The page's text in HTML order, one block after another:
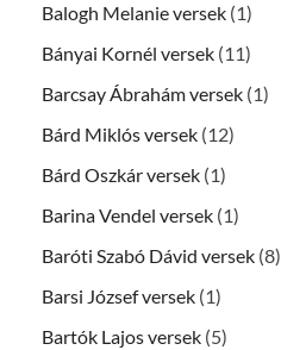
Balogh Melanie versek (1)
Bányai Kornél versek (11)
Barcsay Ábrahám versek (1)
Bárd Miklós versek (12)
Bárd Oszkár versek (1)
Barina Vendel versek (1)
Baróti Szabó Dávid versek (8)
Barsi József versek (1)
Bartók Lajos versek (5)